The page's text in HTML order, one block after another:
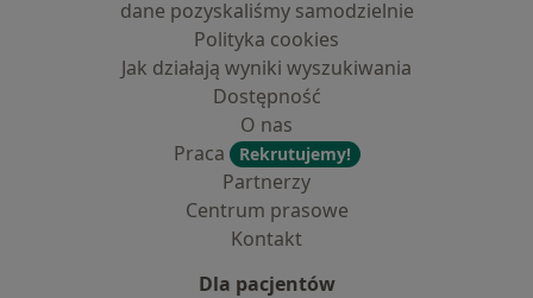
dane pozyskaliśmy samodzielnie
Polityka cookies
Jak działają wyniki wyszukiwania
Dostępność
O nas
Praca
Rekrutujemy!
Partnerzy
Centrum prasowe
Kontakt
Dla pacjentów